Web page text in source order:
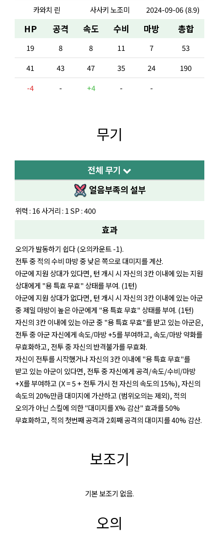
카와치 린 사사키 노조미 2024-09-06 (8.9)
HP 공격 속도 수비 마방 총합
19 8 8 11 7
53
41
43 47 35 24
190
-4
- +4 - -
무기
전체 무기
얼음부족의 설부
위력 : 16 사거리 : 1 SP : 400
효과
오의가 발동하기 쉽다 (오의카운트 -1).
전투 중 적의 수비 마방 중 낮은 쪽으로 대미지를 계산.
아군에 지원 상대가 있다면, 턴 개시 시 자신의 3칸 이내에 있는 지원
상대에게 "용 특효 무효" 상태를 부여. (1턴)
아군에 지원 상대가 없다면, 턴 개시 시 자신의 3칸 이내에 있는 아군
중 제일 마방이 높은 아군에게 "용 특효 무효" 상태를 부여. (1턴)
자신의 3칸 이내에 있는 아군 중 "용 특효 무효"를 받고 있는 아군은,
전투 중 아군 자신에게 속도/마방 +5를 부여하고, 속도/마방 약화를
무효화하고, 전투 중 자신의 반격불가를 무효화.
자신이 전투를 시작했거나 자신의 3칸 이내에 "용 특효 무효"를
받고 있는 아군이 있다면, 전투 중 자신에게 공격/속도/수비/마방
+X를 부여하고 (X = 5 + 전투 가시 전 자신의 속도의 15%), 자신의
속도의 20%만큼 대미지에 가산하고 (범위오의는 제외), 적의
오의가 아닌 스킬에 의한 "대미지를 X% 감산" 효과를 50%
무효화하고, 적의 첫번째 공격과 2회째 공격의 대미지를 40% 감산.
보조기
기본 보조기 없음.
오의